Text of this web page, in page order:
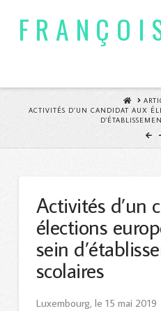
HOME
ACTIVITÉS D’UN CANDIDAT AUX
Activités d’un
élections
sein
scolaires
Luxembourg, le 15 mai 2019